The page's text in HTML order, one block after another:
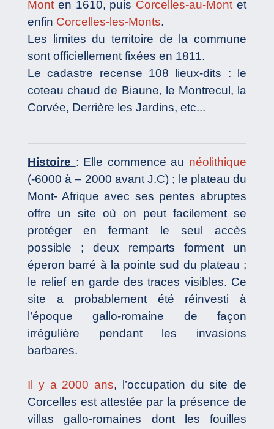
Mont en 1610, puis Corcelles-au-Mont et
enfin Corcelles-les-Monts.
Les limites du territoire de la commune
sont officiellement fixées en 1811.
Le cadastre recense 108 lieux-dits : le
coteau chaud de Biaune, le Montrecul, la
Corvée, Derrière les Jardins, etc...
Histoire : Elle commence au néolithique
(-6000 à – 2000 avant J.C) ; le plateau du
Mont- Afrique avec ses pentes abruptes
offre un site où on peut facilement se
protéger en fermant le seul accès
possible ; deux remparts forment un
éperon barré à la pointe sud du plateau ;
le relief en garde des traces visibles. Ce
site a probablement été réinvesti à
l’époque gallo-romaine de façon
irrégulière pendant les invasions
barbares.
Il y a 2000 ans, l’occupation du site de
Corcelles est attestée par la présence de
villas gallo-romaines dont les fouilles